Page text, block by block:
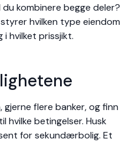
kombinere begge deler?
hvilken type eiendom
i hvilket prissjikt.
flere banker, og finn
hvilke betingelser. Husk
for sekundærbolig. Et